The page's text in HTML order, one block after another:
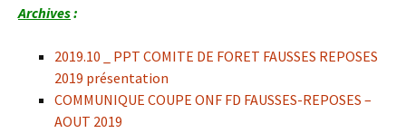
Archives:
2019.10 _ PPT COMITE DE FORET FAUSSES REPOSES
2019 présentation
COMMUNIQUE COUPE ONF FD FAUSSES-REPOSES –
AOUT 2019